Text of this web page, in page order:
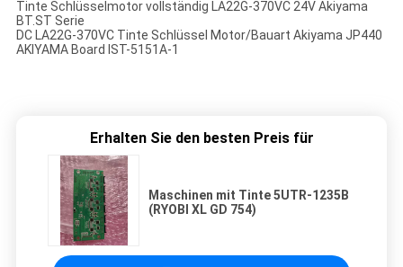
Tinte Schlüsselmotor vollständig LA22G-370VC 24V Akiyama
BT.ST Serie
DC LA22G-370VC Tinte Schlüssel Motor/Bauart Akiyama JP440
AKIYAMA Board IST-5151A-1
Erhalten Sie den besten Preis für
Maschinen mit Tinte 5UTR-1235B
(RYOBI XL GD 754)